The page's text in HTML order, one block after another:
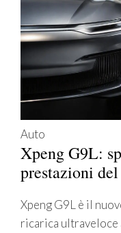
Auto
Xpeng G9L:
prestazioni
Xpeng G9L è il
ricarica ultraveloce